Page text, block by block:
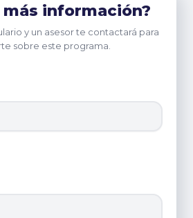
más información?
y un asesor te contactará para
sobre este programa.